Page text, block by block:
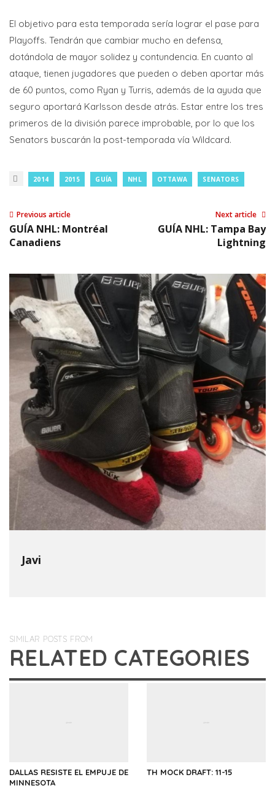
El objetivo para esta temporada sería lograr el pase para
Playoffs. Tendrán que cambiar mucho en defensa,
dotándola de mayor solidez y contundencia. En cuanto al
ataque, tienen jugadores que pueden o deben aportar más
de 60 puntos, como Ryan y Turris, además de la ayuda que
seguro aportará Karlsson desde atrás. Estar entre los tres
primeros de la división parece improbable, por lo que los
Senators buscarán la post-temporada vía Wildcard.
2014 2015 GUÍA NHL OTTAWA SENATORS
Previous article
GUÍA NHL: Montréal
Canadiens
Next article
GUÍA NHL: Tampa Bay
Lightning
Javi
SIMILAR POSTS FROM
RELATED CATEGORIES
DALLAS RESISTE EL EMPUJE DE
MINNESOTA
TH MOCK DRAFT: 11-15